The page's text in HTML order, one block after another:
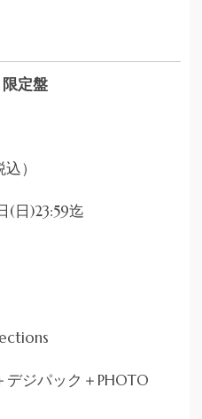
限定盤
）
日)23:59迄
デジパック＋PHOTO